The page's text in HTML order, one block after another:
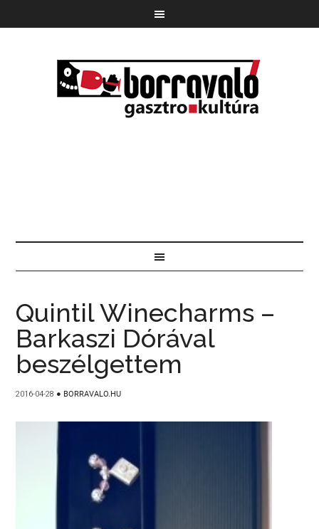
Quintil Winecharms –
Barkaszi Dórával
beszélgettem
2016-04-28 ● BORRAVALO.HU